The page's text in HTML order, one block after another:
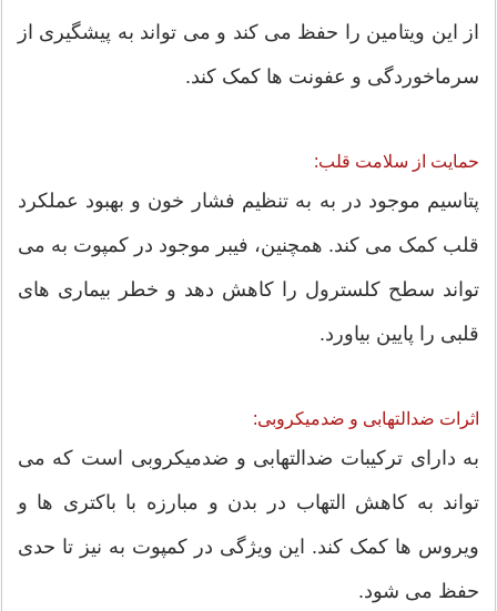
از این ویتامین را حفظ می کند و می تواند به پیشگیری از
سرماخوردگی و عفونت ها کمک کند.
حمایت از سلامت قلب:
پتاسیم موجود در به به تنظیم فشار خون و بهبود عملکرد
قلب کمک می کند. همچنین، فیبر موجود در کمپوت به می
تواند سطح کلسترول را کاهش دهد و خطر بیماری های
قلبی را پایین بیاورد.
اثرات ضدالتهابی و ضدمیکروبی:
به دارای ترکیبات ضدالتهابی و ضدمیکروبی است که می
تواند به کاهش التهاب در بدن و مبارزه با باکتری ها و
ویروس ها کمک کند. این ویژگی در کمپوت به نیز تا حدی
حفظ می شود.